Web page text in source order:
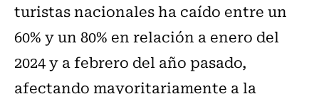
turistas nacionales ha caído entre un
60% y un 80% en relación a enero del
2024 y a febrero del año pasado,
afectando mayoritariamente a la